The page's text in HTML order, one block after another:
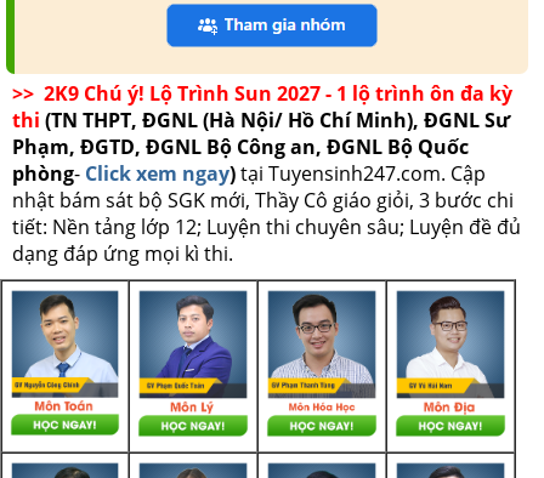
>> 2K9 Chú ý! Lộ Trình Sun 2027 - 1 lộ trình ôn đa kỳ
thi (TN THPT, ĐGNL (Hà Nội/ Hồ Chí Minh), ĐGNL Sư
Phạm, ĐGTD, ĐGNL Bộ Công an, ĐGNL Bộ Quốc
phòng- Click xem ngay)tại Tuyensinh247.com. Cập
nhật bám sát bộ SGK mới, Thầy Cô giáo giỏi, 3 bước chi
tiết: Nền tảng lớp 12; Luyện thi chuyên sâu; Luyện đề đủ
dạng đáp ứng mọi kì thi.